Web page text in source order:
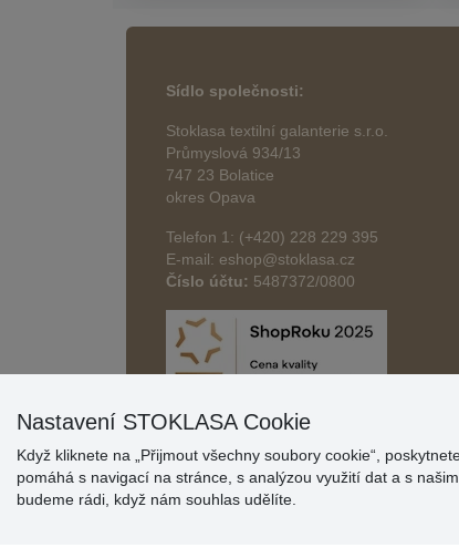
Sídlo společnosti:
Stoklasa textilní galanterie s.r.o.
Průmyslová 934/13
747 23 Bolatice
okres Opava
Telefon 1: (+420) 228 229 395
E-mail: eshop@stoklasa.cz
Číslo účtu: 5487372/0800
Nastavení STOKLASA Cookie
Když kliknete na „Přijmout všechny soubory cookie“,
pomáhá s navigací na stránce, s analýzou využití dat a s
budeme rádi, když nám souhlas udělíte.